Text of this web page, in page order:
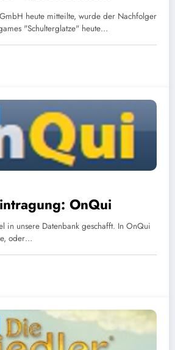
heute mitteilte, wurde der Nachfolger
"Schulterglatze" heute…
OnQui
in unsere Datenbank geschafft. In OnQui
oder…